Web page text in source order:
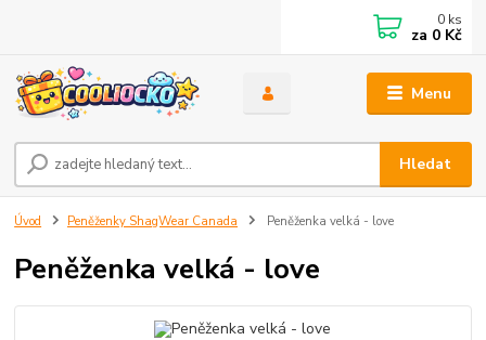
Menu
Hledat
0 ks
za 0 Kč
Úvod Peněženky ShagWear Canada Peněženka velká - love
Peněženka velká - love